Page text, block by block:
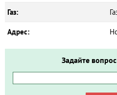
Газ:
Адрес:
Задайте